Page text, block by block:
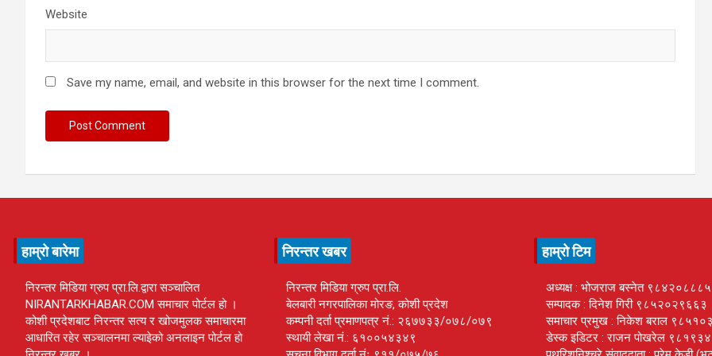
Website
Save my name, email, and website in this browser for the next time I comment.
हाम्रो बारेमा
निरन्तर मिडिया ग्रुप प्रा.लि.द्वारा सञ्चालित
NIRANTARKHABAR.COM समाचार पोर्टल हो ।
कोशी प्रदेशबाट निरन्तर सत्य र खोजमुलक समाचारमा
आधारित रहेर सञ्चालनमा ल्याइेको अनलाइन पोर्टल हो
निरन्तर खबर
निरन्तर मिडिया ग्रुप प्रा.लि.
बेलबारी नगरपालिका मोरङ, कोशी प्रदेश
कम्पनी दर्ता प्रमाणपत्र नं.: २६७७३३/०७८/०७९
स्थायी लेखा नं.: ६१००५४३४९
हाम्रो टिम
अध्यक्ष : भोजराज बस्नेत
सम्पादक : दिनेश गिरी ९८५२०२९६६३
समाचार प्रमुख : निकेश बराल
डेस्क इडिटर : राजन पोखरेल